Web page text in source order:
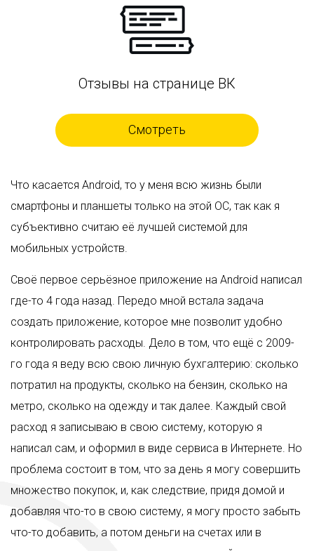
Отзывы на странице ВК
Смотреть
Что касается Android, то у меня всю жизнь были
смартфоны и планшеты только на этой ОС, так как я
субъективно считаю её лучшей системой для
мобильных устройств.
Своё первое серьёзное приложение на Android написал
где-то 4 года назад. Передо мной встала задача
создать приложение, которое мне позволит удобно
контролировать расходы. Дело в том, что ещё с 2009-
го года я веду всю свою личную бухгалтерию: сколько
потратил на продукты, сколько на бензин, сколько на
метро, сколько на одежду и так далее. Каждый свой
расход я записываю в свою систему, которую я
написал сам, и оформил в виде сервиса в Интернете. Но
проблема состоит в том, что за день я могу совершить
множество покупок, и, как следствие, придя домой и
добавляя что-то в свою систему, я могу просто забыть
что-то добавить, а потом деньги на счетах или в